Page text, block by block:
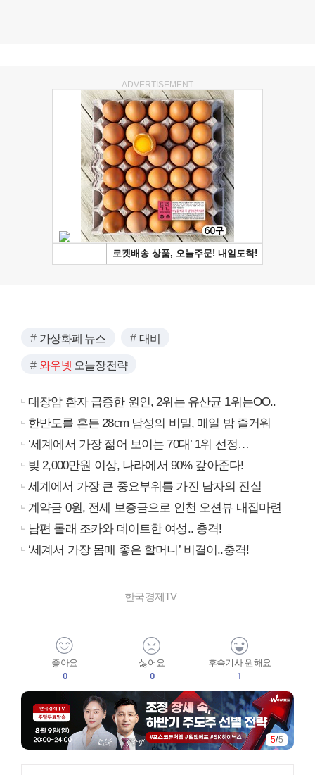
ADVERTISEMENT
가상화폐 뉴스 대비
와우넷 오늘장전략
대장암 환자 급증한 원인, 2위는 유산균 1위는OO..
한반도를 흔든 28cm 남성의 비밀, 매일 밤 즐거워
‘세계에서 가장 젊어 보이는 70대’ 1위 선정…
빚 2,000만원 이상, 나라에서 90% 갚아준다!
세계에서 가장 큰 중요부위를 가진 남자의 진실
계약금 0원, 전세 보증금으로 인천 오션뷰 내집마련
남편 몰래 조카와 데이트한 여성.. 충격!
‘세계서 가장 몸매 좋은 할머니’ 비결이..충격!
한국경제TV
좋아요
0
싫어요
0
후속기사 원해요
1
5/5